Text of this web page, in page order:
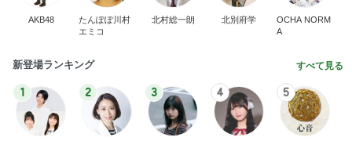
AKB48
たんぽぽ川村
エミコ
北村総一朗 北別府学
OCHA NORM
A
新登場ランキング すべて見る
1 2 3 4 5